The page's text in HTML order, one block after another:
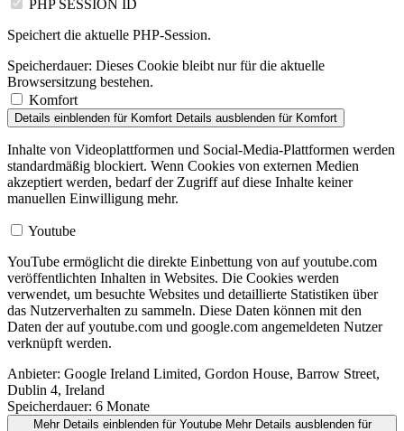
PHP SESSION ID
Speichert die aktuelle PHP-Session.
Speicherdauer: Dieses Cookie bleibt nur für die aktuelle
Browsersitzung bestehen.
Komfort
Details einblenden für Komfort Details ausblenden für Komfort
Inhalte von Videoplattformen und Social-Media-Plattformen werden
standardmäßig blockiert. Wenn Cookies von externen Medien
akzeptiert werden, bedarf der Zugriff auf diese Inhalte keiner
manuellen Einwilligung mehr.
Youtube
YouTube ermöglicht die direkte Einbettung von auf youtube.com
veröffentlichten Inhalten in Websites. Die Cookies werden
verwendet, um besuchte Websites und detaillierte Statistiken über
das Nutzerverhalten zu sammeln. Diese Daten können mit den
Daten der auf youtube.com und google.com angemeldeten Nutzer
verknüpft werden.
Anbieter: Google Ireland Limited, Gordon House, Barrow Street,
Dublin 4, Ireland
Speicherdauer: 6 Monate
Mehr Details einblendenfür Youtube Mehr Details ausblendenfür